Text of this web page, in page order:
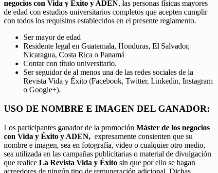
negocios con Vida y Éxito y ADEN, las personas físicas mayores
de edad con estudios universitarios completos que acepten cumplir
con todos los requisitos establecidos en el presente reglamento.
Ser mayor de edad
Residente legal en Guatemala, Honduras, El Salvador,
Nicaragua, Costa Rica o Panamá
Contar con título universitario.
Ser seguidor de al menos una de las redes sociales de la
Revista Vida y Éxito (Facebook, Twitter, Linkedin, Instagram
o Google+).
USO DE NOMBRE E IMAGEN DEL GANADOR:
Los participantes ganador de la promoción Máster de los negocios
con Vida y Éxito y ADEN, expresamente consienten que su
nombre e imagen, sea en fotografía, video o cualquier otro medio,
sea utilizada en las campañas publicitarias o material de divulgación
que realice La Revista Vida y Éxito sin que por ello se hagan
acreedores de ningún tipo de remuneración adicional. Dichas